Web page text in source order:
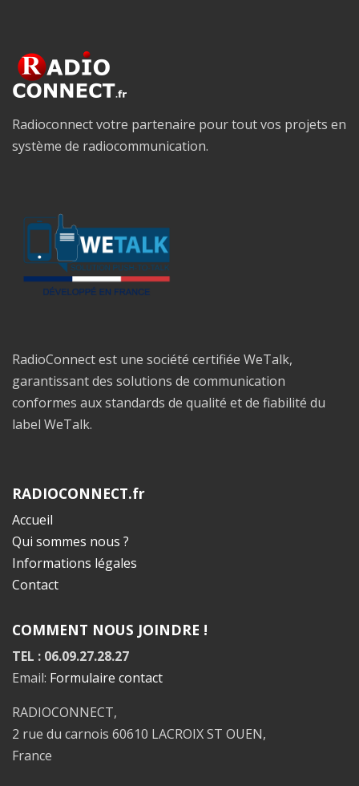
Radioconnect votre partenaire pour tout vos projets en
système de radiocommunication.
RadioConnect est une société certifiée WeTalk,
garantissant des solutions de communication
conformes aux standards de qualité et de fiabilité du
label WeTalk.
RADIOCONNECT.fr
Accueil
Qui sommes nous ?
Informations légales
Contact
COMMENT NOUS JOINDRE !
TEL : 06.09.27.28.27
Email: Formulaire contact
RADIOCONNECT,
2 rue du carnois 60610 LACROIX ST OUEN,
France